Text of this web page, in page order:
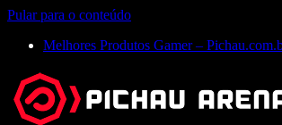
Pular para o conteúdo
Melhores Produtos Gamer –